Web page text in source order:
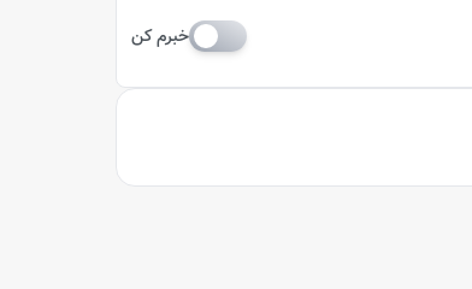
خبرم کن